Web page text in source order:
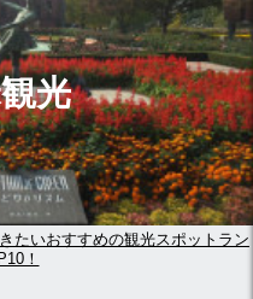
光
たいおすすめの観光スポットラン
！